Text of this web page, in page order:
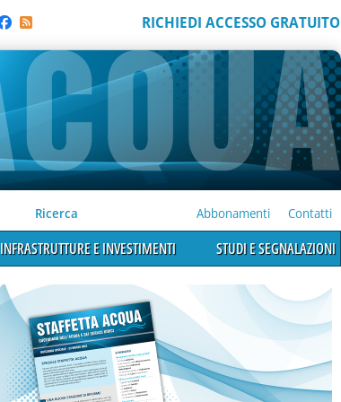
RICHIEDI ACCESSO GRATUITO
Ricerca Abbonamenti Contatti
INFRASTRUTTURE E INVESTIMENTI STUDI E SEGNALAZIONI